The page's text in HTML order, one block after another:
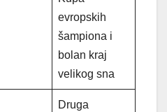
evropskih
šampiona i
bolan kraj
velikog sna
Druga